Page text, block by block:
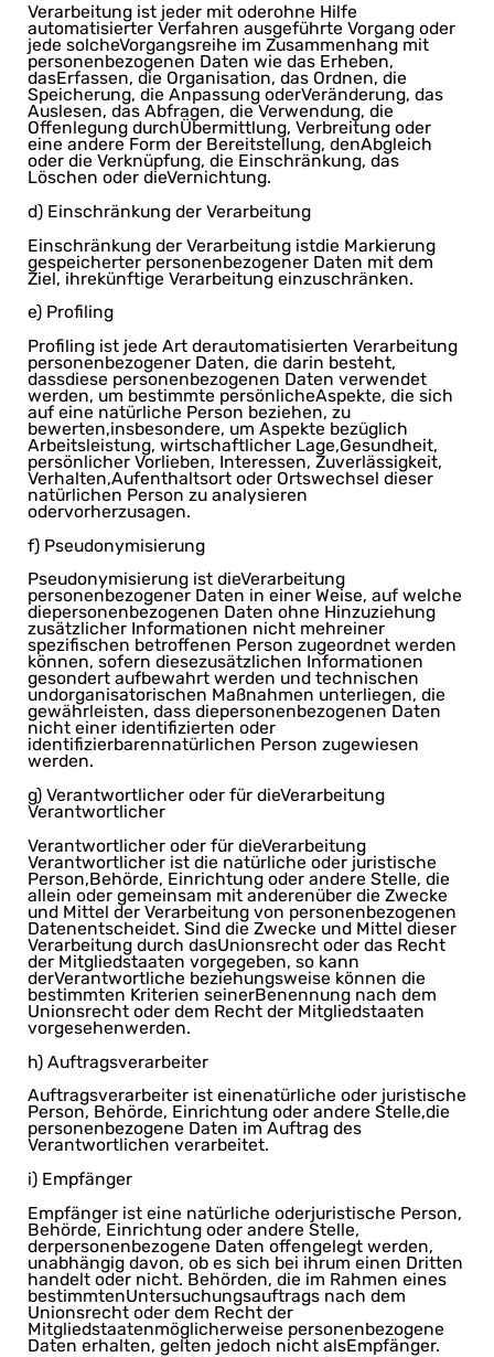
Verarbeitung ist jeder mit oderohne Hilfe
automatisierter Verfahren ausgeführte Vorgang oder
jede solcheVorgangsreihe im Zusammenhang mit
personenbezogenen Daten wie das Erheben,
dasErfassen, die Organisation, das Ordnen, die
Speicherung, die Anpassung oderVeränderung, das
Auslesen, das Abfragen, die Verwendung, die
Offenlegung durchÜbermittlung, Verbreitung oder
eine andere Form der Bereitstellung, denAbgleich
oder die Verknüpfung, die Einschränkung, das
Löschen oder dieVernichtung.
d) Einschränkung der Verarbeitung
Einschränkung der Verarbeitung istdie Markierung
gespeicherter personenbezogener Daten mit dem
Ziel, ihrekünftige Verarbeitung einzuschränken.
e) Profiling
Profiling ist jede Art derautomatisierten Verarbeitung
personenbezogener Daten, die darin besteht,
dassdiese personenbezogenen Daten verwendet
werden, um bestimmte persönlicheAspekte, die sich
auf eine natürliche Person beziehen, zu
bewerten,insbesondere, um Aspekte bezüglich
Arbeitsleistung, wirtschaftlicher Lage,Gesundheit,
persönlicher Vorlieben, Interessen, Zuverlässigkeit,
Verhalten,Aufenthaltsort oder Ortswechsel dieser
natürlichen Person zu analysieren
odervorherzusagen.
f) Pseudonymisierung
Pseudonymisierung ist dieVerarbeitung
personenbezogener Daten in einer Weise, auf welche
diepersonenbezogenen Daten ohne Hinzuziehung
zusätzlicher Informationen nicht mehreiner
spezifischen betroffenen Person zugeordnet werden
können, sofern diesezusätzlichen Informationen
gesondert aufbewahrt werden und technischen
undorganisatorischen Maßnahmen unterliegen, die
gewährleisten, dass diepersonenbezogenen Daten
nicht einer identifizierten oder
identifizierbarennatürlichen Person zugewiesen
werden.
g) Verantwortlicher oder für dieVerarbeitung
Verantwortlicher
Verantwortlicher oder für dieVerarbeitung
Verantwortlicher ist die natürliche oder juristische
Person,Behörde, Einrichtung oder andere Stelle, die
allein oder gemeinsam mit anderenüber die Zwecke
und Mittel der Verarbeitung von personenbezogenen
Datenentscheidet. Sind die Zwecke und Mittel dieser
Verarbeitung durch dasUnionsrecht oder das Recht
der Mitgliedstaaten vorgegeben, so kann
derVerantwortliche beziehungsweise können die
bestimmten Kriterien seinerBenennung nach dem
Unionsrecht oder dem Recht der Mitgliedstaaten
vorgesehenwerden.
h) Auftragsverarbeiter
Auftragsverarbeiter ist einenatürliche oder juristische
Person, Behörde, Einrichtung oder andere Stelle,die
personenbezogene Daten im Auftrag des
Verantwortlichen verarbeitet.
i) Empfänger
Empfänger ist eine natürliche oderjuristische Person,
Behörde, Einrichtung oder andere Stelle,
derpersonenbezogene Daten offengelegt werden,
unabhängig davon, ob es sich bei ihrum einen Dritten
handelt oder nicht. Behörden, die im Rahmen eines
bestimmtenUntersuchungsauftrags nach dem
Unionsrecht oder dem Recht der
Mitgliedstaatenmöglicherweise personenbezogene
Daten erhalten, gelten jedoch nicht alsEmpfänger.